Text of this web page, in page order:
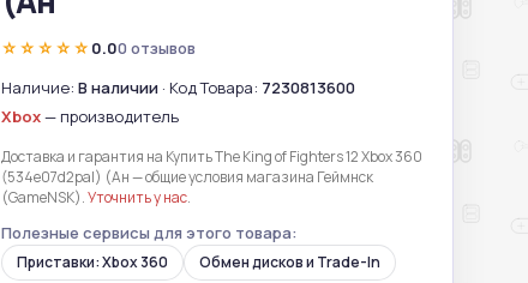
☆☆☆☆☆ 0.00 отзывов
Наличие: В наличии · Код Товара: 7230813600
Xbox— производитель
Доставка и гарантия на Купить The King of Fighters 12 Xbox 360
(534е07d2pal) (Ан — общие условия магазина Геймнск
(GameNSK).Уточнить у нас.
Полезные сервисы для этого товара:
Приставки: Xbox 360 Обмен дисков и Trade-In